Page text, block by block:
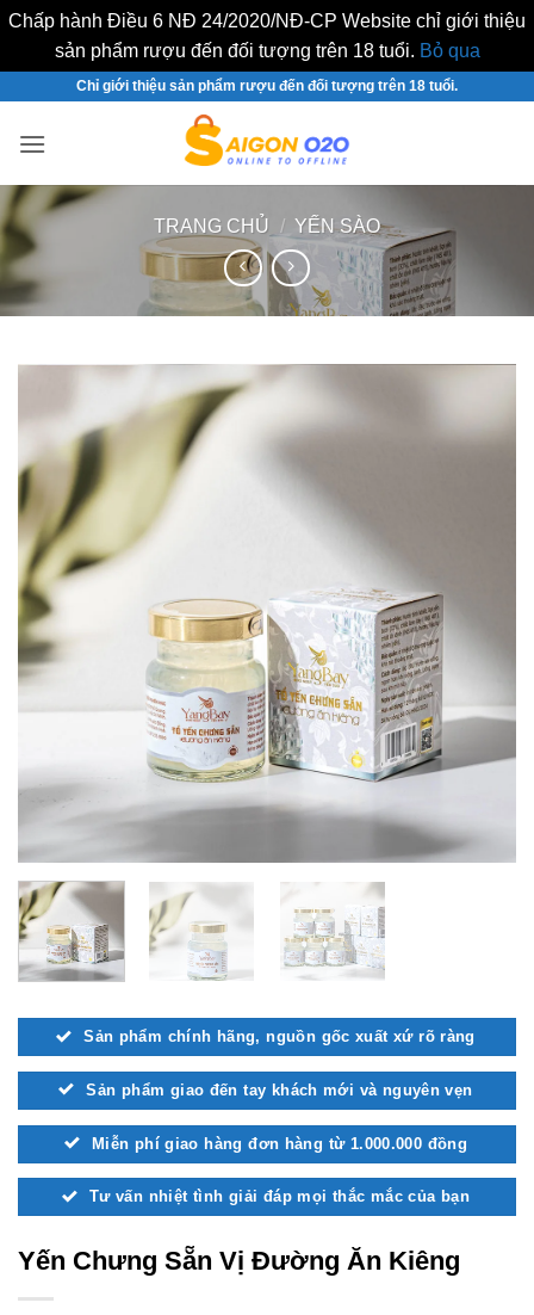
Chấp hành Điều 6 NĐ 24/2020/NĐ-CP Website chỉ giới thiệu
sản phẩm rượu đến đối tượng trên 18 tuổi. Bỏ qua
nội
Chỉ giới thiệu sản phẩm rượu đến đối tượng trên 18 tuổi.
TRANG CHỦ / YẾN SÀO
Sản phẩm chính hãng, nguồn gốc xuất xứ rõ ràng
Sản phẩm giao đến tay khách mới và nguyên vẹn
Miễn phí giao hàng đơn hàng từ 1.000.000 đồng
Tư vấn nhiệt tình giải đáp mọi thắc mắc của bạn
Yến Chưng Sẵn Vị Đường Ăn Kiêng